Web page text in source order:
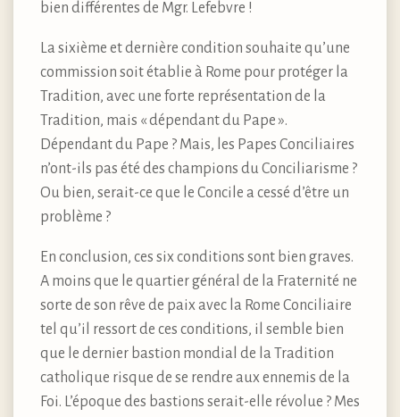
bien différentes de Mgr. Lefebvre !
La sixième et dernière condition souhaite qu’une
commission soit établie à Rome pour protéger la
Tradition, avec une forte représentation de la
Tradition, mais « dépendant du Pape ».
Dépendant du Pape ? Mais, les Papes Conciliaires
n’ont-ils pas été des champions du Conciliarisme ?
Ou bien, serait-ce que le Concile a cessé d’être un
problème ?
En conclusion, ces six conditions sont bien graves.
A moins que le quartier général de la Fraternité ne
sorte de son rêve de paix avec la Rome Conciliaire
tel qu’il ressort de ces conditions, il semble bien
que le dernier bastion mondial de la Tradition
catholique risque de se rendre aux ennemis de la
Foi. L’époque des bastions serait-elle révolue ? Mes